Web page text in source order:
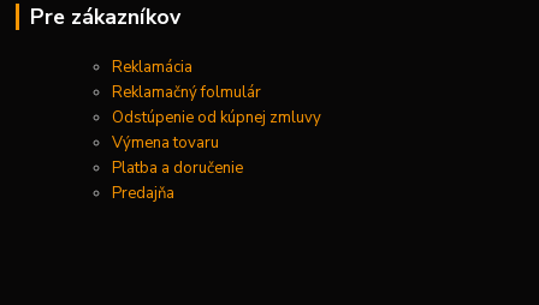
Pre zákazníkov
Reklamácia
Reklamačný folmulár
Odstúpenie od kúpnej zmluvy
Výmena tovaru
Platba a doručenie
Predajňa